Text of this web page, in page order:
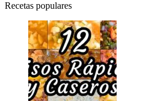
Recetas populares